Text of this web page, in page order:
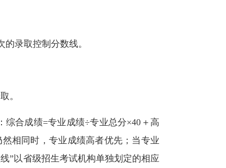
录取控制分数线。
。
综合成绩=专业成绩÷专业总分×40＋高
相同时，专业成绩高者优先；当专业
”以省级招生考试机构单独划定的相应